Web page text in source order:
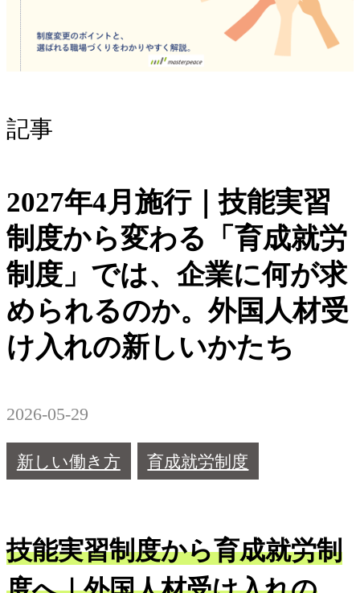
記事
2027年4月施行｜技能実習
制度から変わる「育成就労
制度」では、企業に何が求
められるのか。外国人材受
け入れの新しいかたち
2026-05-29
新しい働き方 育成就労制度
技能実習制度から育成就労制